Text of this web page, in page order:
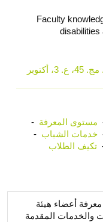
Faculty
disabilities
المجلة الدولية للأبحاث التربوية. . مج. 45، ع. 3، أكتوبر
مستوى المعرفة -
خدمات الشباب -
تكيف الطلاب
أعضاء هيئة
والخدمات المقدمة